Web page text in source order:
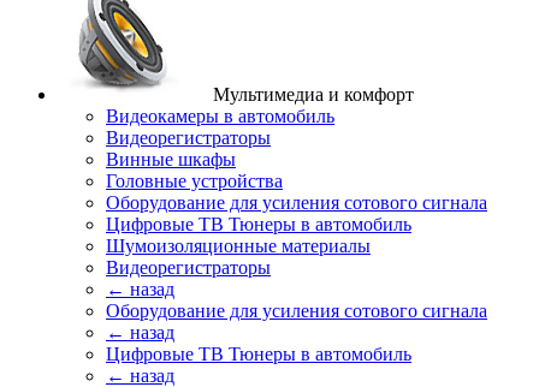
Мультимедиа и комфорт
Видеокамеры в автомобиль
Видеорегистраторы
Винные шкафы
Головные устройства
Оборудование для усиления сотового сигнала
Цифровые ТВ Тюнеры в автомобиль
Шумоизоляционные материалы
Видеорегистраторы
← назад
Оборудование для усиления сотового сигнала
← назад
Цифровые ТВ Тюнеры в автомобиль
← назад